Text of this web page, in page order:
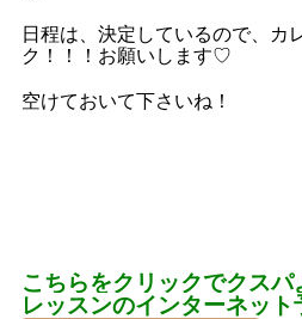
日程は、決定しているので、カ
ク！！！お願いします♡
空けておいて下さいね！
こちらをクリックでクス
レッスンのインターネット